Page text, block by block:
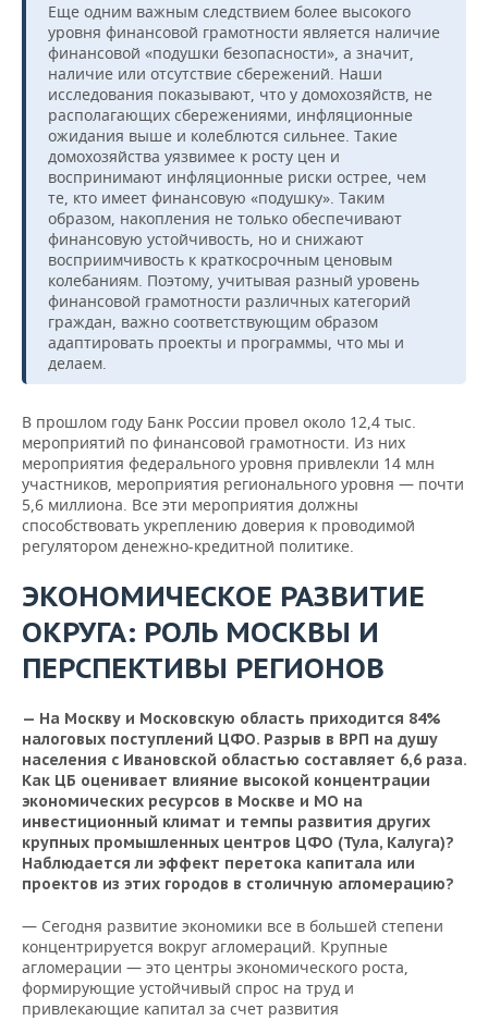
Еще одним важным следствием более высокого
уровня финансовой грамотности является наличие
финансовой «подушки безопасности», а значит,
наличие или отсутствие сбережений. Наши
исследования показывают, что у домохозяйств, не
располагающих сбережениями, инфляционные
ожидания выше и колеблются сильнее. Такие
домохозяйства уязвимее к росту цен и
воспринимают инфляционные риски острее, чем
те, кто имеет финансовую «подушку». Таким
образом, накопления не только обеспечивают
финансовую устойчивость, но и снижают
восприимчивость к краткосрочным ценовым
колебаниям. Поэтому, учитывая разный уровень
финансовой грамотности различных категорий
граждан, важно соответствующим образом
адаптировать проекты и программы, что мы и
делаем.
В прошлом году Банк России провел около 12,4 тыс.
мероприятий по финансовой грамотности. Из них
мероприятия федерального уровня привлекли 14 млн
участников, мероприятия регионального уровня — почти
5,6 миллиона. Все эти мероприятия должны
способствовать укреплению доверия к проводимой
регулятором денежно-кредитной политике.
ЭКОНОМИЧЕСКОЕ РАЗВИТИЕ
ОКРУГА: РОЛЬ МОСКВЫ И
ПЕРСПЕКТИВЫ РЕГИОНОВ
— На Москву и Московскую область приходится 84%
налоговых поступлений ЦФО. Разрыв в ВРП на душу
населения с Ивановской областью составляет 6,6 раза.
Как ЦБ оценивает влияние высокой концентрации
экономических ресурсов в Москве и МО на
инвестиционный климат и темпы развития других
крупных промышленных центров ЦФО (Тула, Калуга)?
Наблюдается ли эффект перетока капитала или
проектов из этих городов в столичную агломерацию?
— Сегодня развитие экономики все в большей степени
концентрируется вокруг агломераций. Крупные
агломерации — это центры экономического роста,
формирующие устойчивый спрос на труд и
привлекающие капитал за счет развития